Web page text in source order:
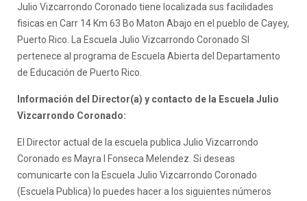
Julio Vizcarrondo Coronado tiene localizada sus facilidades
fisicas en Carr 14 Km 63 Bo Maton Abajo en el pueblo de Cayey,
Puerto Rico. La Escuela Julio Vizcarrondo Coronado SI
pertenece al programa de Escuela Abierta del Departamento
de Educación de Puerto Rico.
Información del Director(a) y contacto de la Escuela Julio
Vizcarrondo Coronado:
El Director actual de la escuela publica Julio Vizcarrondo
Coronado es Mayra I Fonseca Melendez. Si deseas
comunicarte con la Escuela Julio Vizcarrondo Coronado
(Escuela Publica) lo puedes hacer a los siguientes números